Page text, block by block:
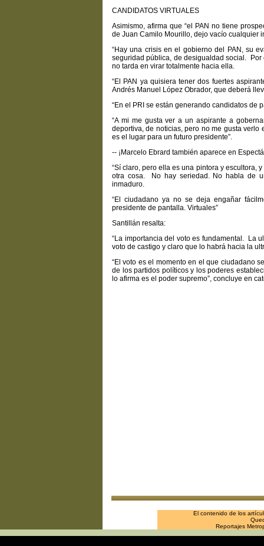
CANDIDATOS VIRTUALES
Asimismo, afirma que “el PAN no tiene
de Juan Camilo Mourillo, dejo vacío cualquier
“Hay una crisis en el gobierno del PAN, su
seguridad pública, de desigualdad social.
no tarda en virar totalmente hacia ella.
“El PAN ya quisiera tener dos fuertes
Andrés Manuel López Obrador, que deberá
“En el PRI se están generando candidatos de
“A mi me gusta ver a un aspirante a
deportiva, de noticias, pero no me gusta
es el lugar para un futuro presidente”.
-- ¡Marcelo Ebrard también aparece en
“Sí claro, pero ella es una pintora y escultora,
otra cosa. No hay seriedad. No habla de
inmaduro.
“El ciudadano ya no se deja engañar
presidente de pantalla. Virtuales”
Santillán resalta:
“La importancia del voto es fundamental. La
voto de castigo y claro que lo habrá hacia la
“El voto es el momento en el que ciudadano
de los partidos políticos y los poderes
lo afirma es el poder supremo”, concluye en
El contenido de los
Reportajes